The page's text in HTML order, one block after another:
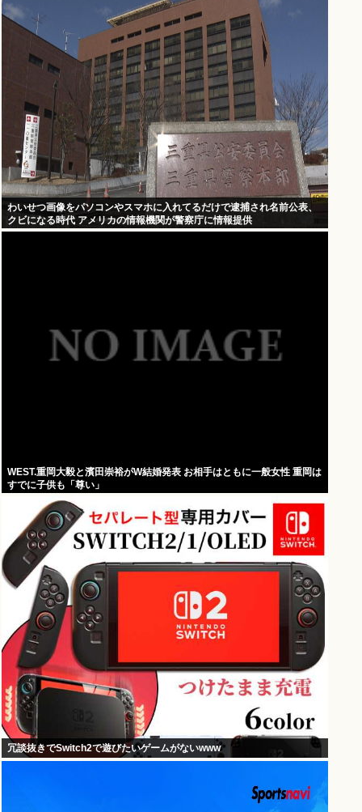
わいせつ画像をパソコンやスマホに入れてるだけで逮捕され名前公表、
クビになる時代 アメリカの情報機関が警察庁に情報提供
WEST.重岡大毅と濱田崇裕がW結婚発表 お相手はともに一般女性 重岡は
すでに子供も「尊い」
冗談抜きでSwitch2で遊びたいゲームがないwww